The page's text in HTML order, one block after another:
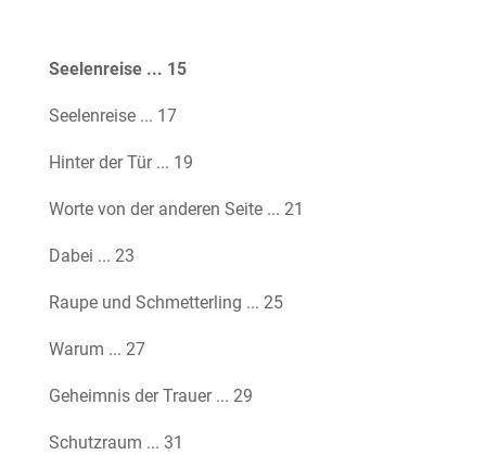
Seelenreise ... 15
Seelenreise ... 17
Hinter der Tür ... 19
Worte von der anderen Seite ... 21
Dabei ... 23
Raupe und Schmetterling ... 25
Warum ... 27
Geheimnis der Trauer ... 29
Schutzraum ... 31